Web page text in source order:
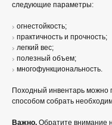
следующие параметры:
огнестойкость;
практичность и прочность;
легкий вес;
полезный объем;
многофункциональность.
Походный инвентарь можно
способом собрать
Важно. Обратите внимание